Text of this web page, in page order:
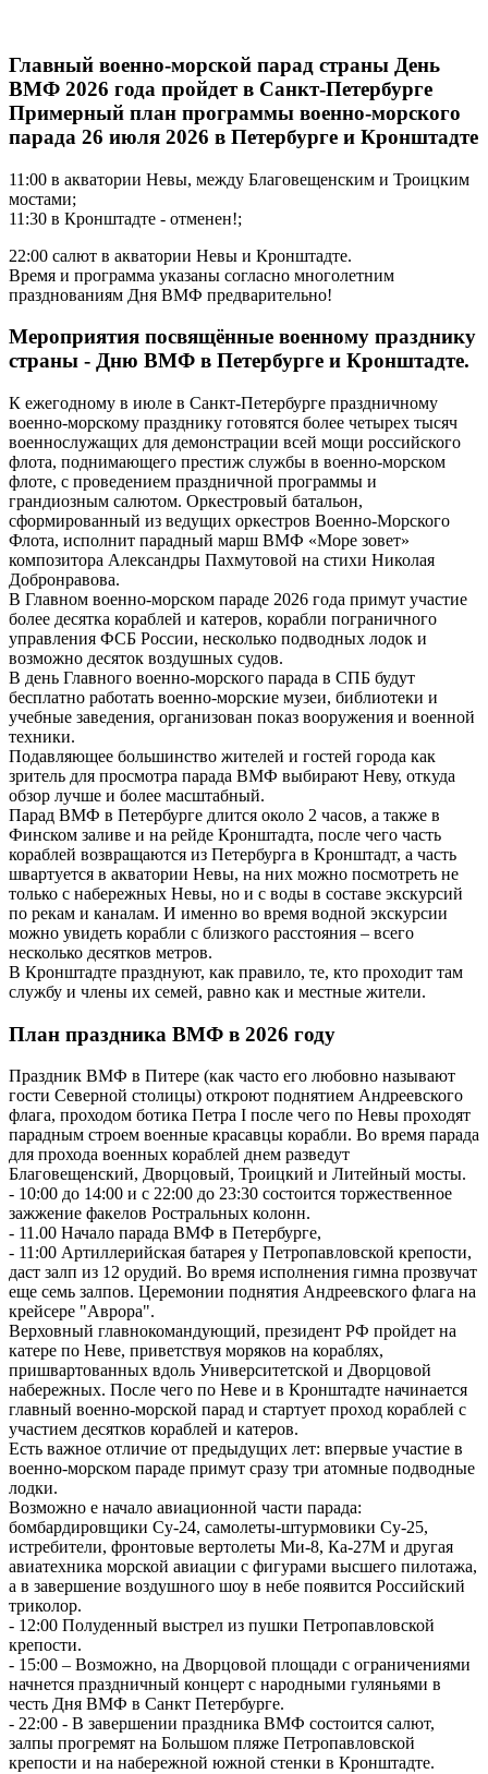
Главный военно-морской парад страны День
ВМФ 2026 года пройдет в Санкт-Петербурге
Примерный план программы военно-морского
парада 26 июля 2026 в Петербурге и Кронштадте
11:00 в акватории Невы, между Благовещенским и Троицким
мостами;
11:30 в Кронштадте - отменен!;
22:00 салют в акватории Невы и Кронштадте.
Время и программа указаны согласно многолетним
празднованиям Дня ВМФ предварительно!
Мероприятия посвящённые военному празднику
страны - Дню ВМФ в Петербурге и Кронштадте.
К ежегодному в июле в Санкт-Петербурге праздничному
военно-морскому празднику готовятся более четырех тысяч
военнослужащих для демонстрации всей мощи российского
флота, поднимающего престиж службы в военно-морском
флоте, с проведением праздничной программы и
грандиозным салютом. Оркестровый батальон,
сформированный из ведущих оркестров Военно-Морского
Флота, исполнит парадный марш ВМФ «Море зовет»
композитора Александры Пахмутовой на стихи Николая
Добронравова.
В Главном военно-морском параде 2026 года примут участие
более десятка кораблей и катеров, корабли пограничного
управления ФСБ России, несколько подводных лодок и
возможно десяток воздушных судов.
В день Главного военно-морского парада в СПБ будут
бесплатно работать военно-морские музеи, библиотеки и
учебные заведения, организован показ вооружения и военной
техники.
Подавляющее большинство жителей и гостей города как
зритель для просмотра парада ВМФ выбирают Неву, откуда
обзор лучше и более масштабный.
Парад ВМФ в Петербурге длится около 2 часов, а также в
Финском заливе и на рейде Кронштадта, после чего часть
кораблей возвращаются из Петербурга в Кронштадт, а часть
швартуется в акватории Невы, на них можно посмотреть не
только с набережных Невы, но и с воды в составе экскурсий
по рекам и каналам. И именно во время водной экскурсии
можно увидеть корабли с близкого расстояния – всего
несколько десятков метров.
В Кронштадте празднуют, как правило, те, кто проходит там
службу и члены их семей, равно как и местные жители.
План праздника ВМФ в 2026 году
Праздник ВМФ в Питере (как часто его любовно называют
гости Северной столицы) откроют поднятием Андреевского
флага, проходом ботика Петра I после чего по Невы проходят
парадным строем военные красавцы корабли. Во время парада
для прохода военных кораблей днем разведут
Благовещенский, Дворцовый, Троицкий и Литейный мосты.
- 10:00 до 14:00 и с 22:00 до 23:30 состоится торжественное
зажжение факелов Ростральных колонн.
- 11.00 Начало парада ВМФ в Петербурге,
- 11:00 Артиллерийская батарея у Петропавловской крепости,
даст залп из 12 орудий. Во время исполнения гимна прозвучат
еще семь залпов. Церемонии поднятия Андреевского флага на
крейсере "Аврора".
Верховный главнокомандующий, президент РФ пройдет на
катере по Неве, приветствуя моряков на кораблях,
пришвартованных вдоль Университетской и Дворцовой
набережных. После чего по Неве и в Кронштадте начинается
главный военно-морской парад и стартует проход кораблей с
участием десятков кораблей и катеров.
Есть важное отличие от предыдущих лет: впервые участие в
военно-морском параде примут сразу три атомные подводные
лодки.
Возможно е начало авиационной части парада:
бомбардировщики Су-24, самолеты-штурмовики Су-25,
истребители, фронтовые вертолеты Ми-8, Ка-27М и другая
авиатехника морской авиации с фигурами высшего пилотажа,
а в завершение воздушного шоу в небе появится Российский
триколор.
- 12:00 Полуденный выстрел из пушки Петропавловской
крепости.
- 15:00 – Возможно, на Дворцовой площади с ограничениями
начнется праздничный концерт с народными гуляньями в
честь Дня ВМФ в Санкт Петербурге.
- 22:00 - В завершении праздника ВМФ состоится салют,
залпы прогремят на Большом пляже Петропавловской
крепости и на набережной южной стенки в Кронштадте.